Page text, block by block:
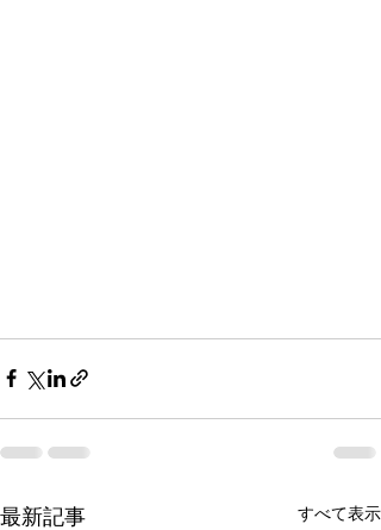
最新記事 すべて表示